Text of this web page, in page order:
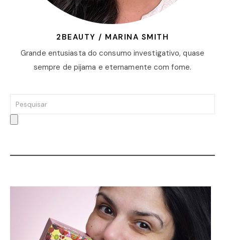
2BEAUTY / MARINA SMITH
Grande entusiasta do consumo investigativo, quase
sempre de pijama e eternamente com fome.